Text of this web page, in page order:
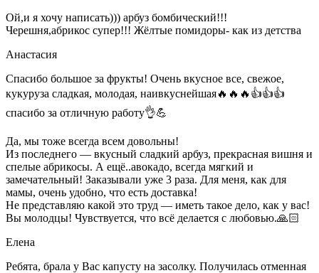
Ой,и я хочу написать))) арбуз бомбический!!!
Черешня,абрикос супер!!! Жёлтые помидоры- как из детства
Анастасия
Спасибо большое за фрукты! Очень вкусное все, свежое,
кукуруза сладкая, молодая, наивкуснейшая🔥🔥🔥👍👍👍
спасибо за отличную работу👌💪
Да, мы тоже всегда всем довольны!
Из последнего — вкусный сладкий арбуз, прекрасная вишня и
спелые абрикосы. А ещё..авокадо, всегда мягкий и
замечательный! Заказывали уже 3 раза. Для меня, как для
мамы, очень удобно, что есть доставка!
Не представляю какой это труд — иметь такое дело, как у вас!
Вы молодцы! Чувствуется, что всё делается с любовью.🙏🏻
Елена
Ребята, брала у Вас капусту на засолку. Получилась отменная